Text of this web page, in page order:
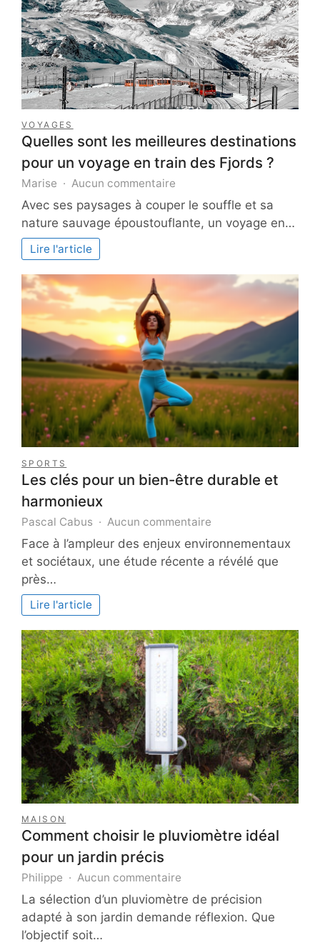
VOYAGES
Quelles sont les meilleures destinations
pour un voyage en train des Fjords ?
Marise Aucun commentaire
Quelles
sont
les
pour
en
train
des
Fjords
?
Avec ses paysages à couper le souffle et sa
nature sauvage époustouflante, un voyage en…
Lire l'article
SPORTS
Les clés pour un bien-être durable et
harmonieux
Pascal Cabus Aucun commentaire
clés
pour
durable
et
harmonieux
Face à l’ampleur des enjeux environnementaux
et sociétaux, une étude récente a révélé que
près…
Lire l'article
MAISON
Comment choisir le pluviomètre idéal
pour un jardin précis
Philippe Aucun commentaire
Comment
choisir
le
La sélection d’un pluviomètre de précision
adapté à son jardin demande réflexion. Que
l’objectif soit…